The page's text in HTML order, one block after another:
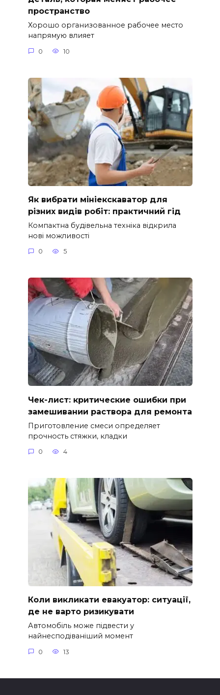
пространство
Хорошо организованное рабочее место
напрямую влияет
0 10
Як вибрати мініекскаватор для
різних видів робіт: практичний гід
Компактна будівельна техніка відкрила
нові можливості
0 5
Чек-лист: критические ошибки при
замешивании раствора для ремонта
Приготовление смеси определяет
прочность стяжки, кладки
0 4
Коли викликати евакуатор: ситуації,
де не варто ризикувати
Автомобіль може підвести у
найнесподіваніший момент
0 13